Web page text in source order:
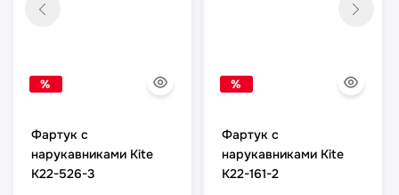
%
Фартук с
нарукавниками Kite
K22-526-3
%
Фартук с
нарукавниками Kite
K22-161-2